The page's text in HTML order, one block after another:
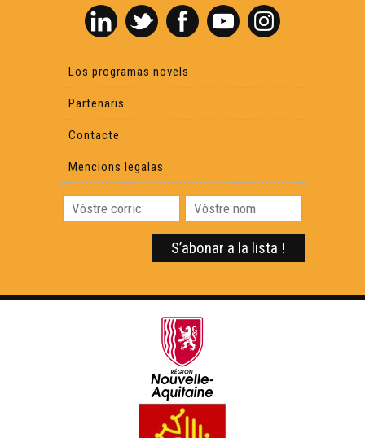
Los programas novels
Partenaris
Contacte
Mencions legalas